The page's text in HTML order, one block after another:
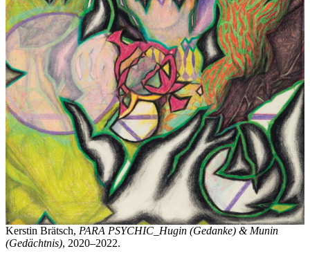
Kerstin Brätsch, PARA PSYCHIC_Hugin (Gedanke) & Munin
(Gedächtnis), 2020–2022.